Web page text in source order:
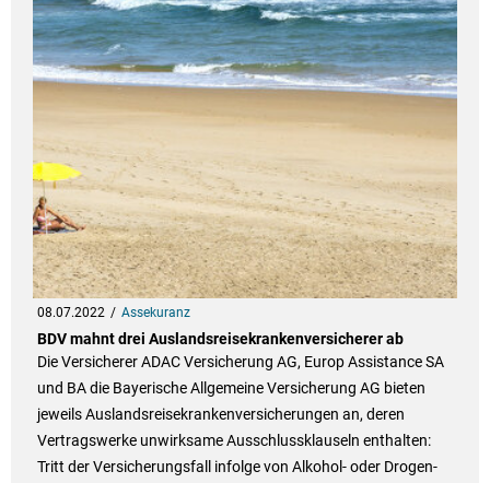
08.07.2022 Assekuranz
BDV mahnt drei Auslandsreisekrankenversicherer ab
Die Versicherer ADAC Versicherung AG, Europ Assistance SA
und BA die Bayerische Allgemeine Versicherung AG bieten
jeweils Auslandsreisekrankenversicherungen an, deren
Vertragswerke unwirksame Ausschlussklauseln enthalten:
Tritt der Versicherungsfall infolge von Alkohol- oder Drogen-